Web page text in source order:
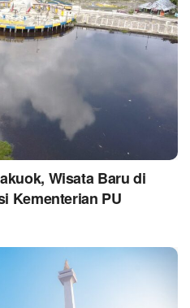
Wisata Baru di
Kementerian PU